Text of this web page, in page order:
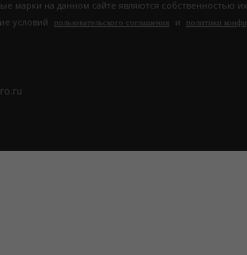
марки на данном сайте являются собственностью
условий
пользовательского соглашения и политики